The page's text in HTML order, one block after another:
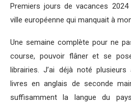
Premiers jours de vacances
ville européenne qui manquait à
Une semaine complète pour ne
course, pouvoir flâner et se
librairies. J’ai déjà noté
livres en anglais de seconde
suffisamment la langue du